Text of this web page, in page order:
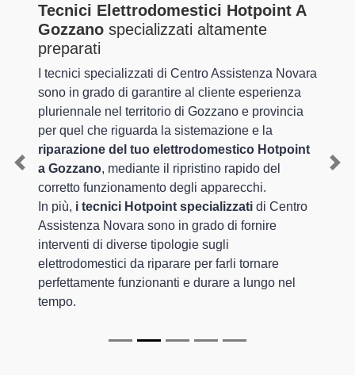
Tecnici Elettrodomestici Hotpoint A
Gozzano specializzati altamente
preparati
I tecnici specializzati di Centro Assistenza Novara
sono in grado di garantire al cliente esperienza
pluriennale nel territorio di Gozzano e provincia
per quel che riguarda la sistemazione e la
riparazione del tuo elettrodomestico Hotpoint
a Gozzano, mediante il ripristino rapido del
corretto funzionamento degli apparecchi.
In più, i tecnici Hotpoint specializzati di Centro
Assistenza Novara sono in grado di fornire
interventi di diverse tipologie sugli
elettrodomestici da riparare per farli tornare
perfettamente funzionanti e durare a lungo nel
tempo.
Previous